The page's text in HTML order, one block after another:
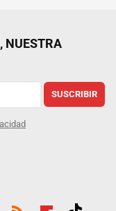
NUESTRA
SUSCRIBIR